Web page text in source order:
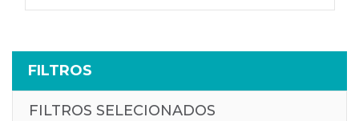
FILTROS
FILTROS SELECIONADOS